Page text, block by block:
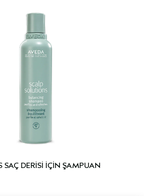
SAÇ DERİSİ İÇİN ŞAMPUAN